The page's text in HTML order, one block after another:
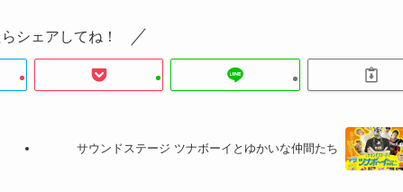
シェアしてね！
サウンドステージ ツナボーイとゆかいな仲間たち